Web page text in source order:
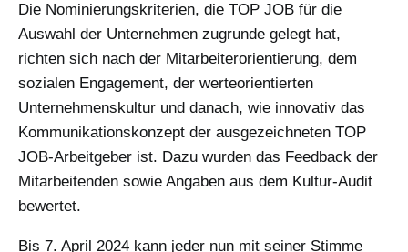
Die Nominierungskriterien, die TOP JOB für die
Auswahl der Unternehmen zugrunde gelegt hat,
richten sich nach der Mitarbeiterorientierung, dem
sozialen Engagement, der werteorientierten
Unternehmenskultur und danach, wie innovativ das
Kommunikationskonzept der ausgezeichneten TOP
JOB-Arbeitgeber ist. Dazu wurden das Feedback der
Mitarbeitenden sowie Angaben aus dem Kultur-Audit
bewertet.
Bis 7. April 2024 kann jeder nun mit seiner Stimme